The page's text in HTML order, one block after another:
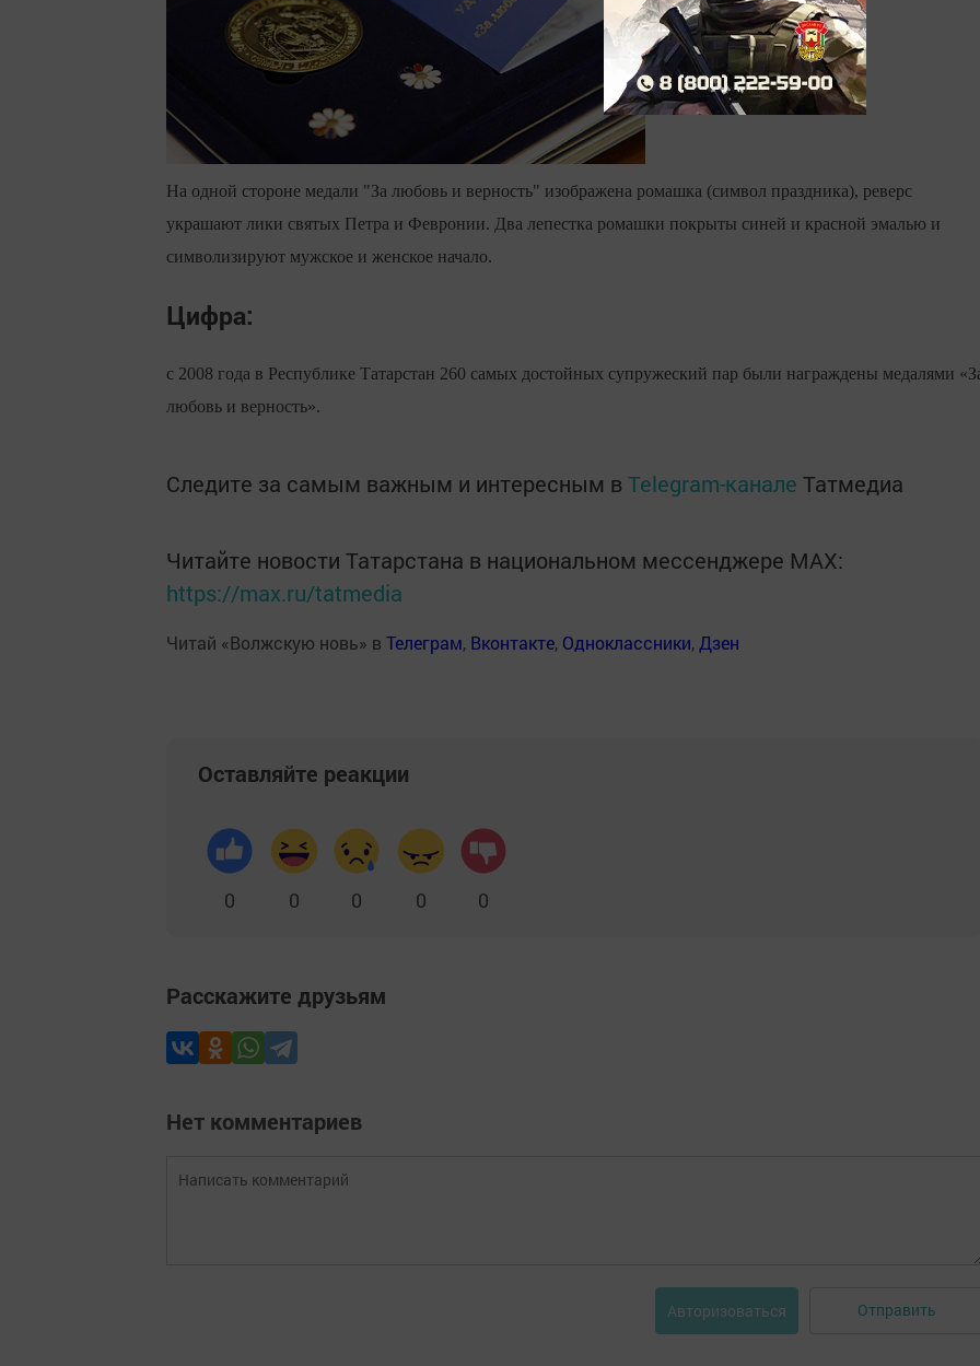
На одной стороне медали "За любовь и верность" изображена ромашка (символ праздника), реверс
украшают лики святых Петра и Февронии. Два лепестка ромашки покрыты синей и красной эмалью и
символизируют мужское и женское начало.
Цифра:
с 2008 года в Республике Татарстан 260 самых достойных супружеский пар были награждены медалями
любовь и верность».
Следите за самым важным и интересным в Telegram-канале Татмедиа
Читайте новости Татарстана в национальном мессенджере MАХ:
https://max.ru/tatmedia
Читай «Волжскую новь» в Телеграм, Вконтакте, Одноклассники, Дзен
Оставляйте реакции
0 0 0 0 0
Расскажите друзьям
Нет комментариев
Авторизоваться Отправить